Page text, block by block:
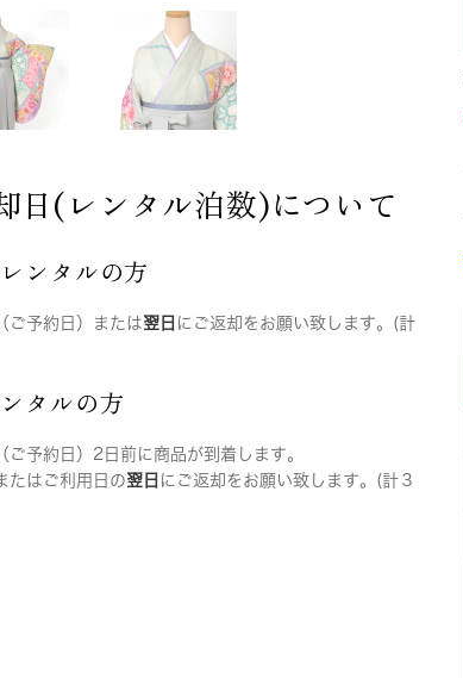
日(レンタル泊数)について
ンタルの方
ご予約日）または翌日 にご返却をお願い致します。(計
タルの方
ご予約日）2日前に商品が到着します。
たはご利用日の翌日 にご返却をお願い致します。(計３